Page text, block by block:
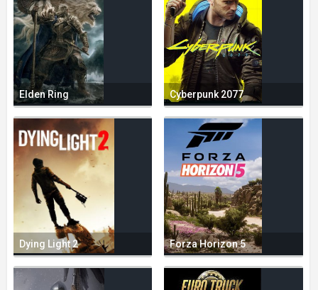
Elden Ring Cyberpunk 2077
Dying Light 2 Forza Horizon 5